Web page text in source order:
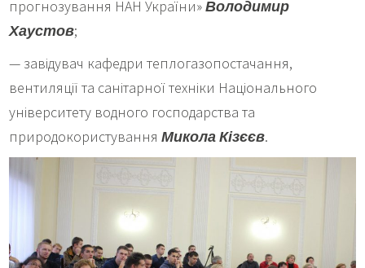
прогнозування НАН України»Володимир
Хаустов;
— завідувач кафедри теплогазопостачання,
вентиляції та санітарної техніки Національного
університету водного господарства та
природокористуванняМикола Кізєєв.